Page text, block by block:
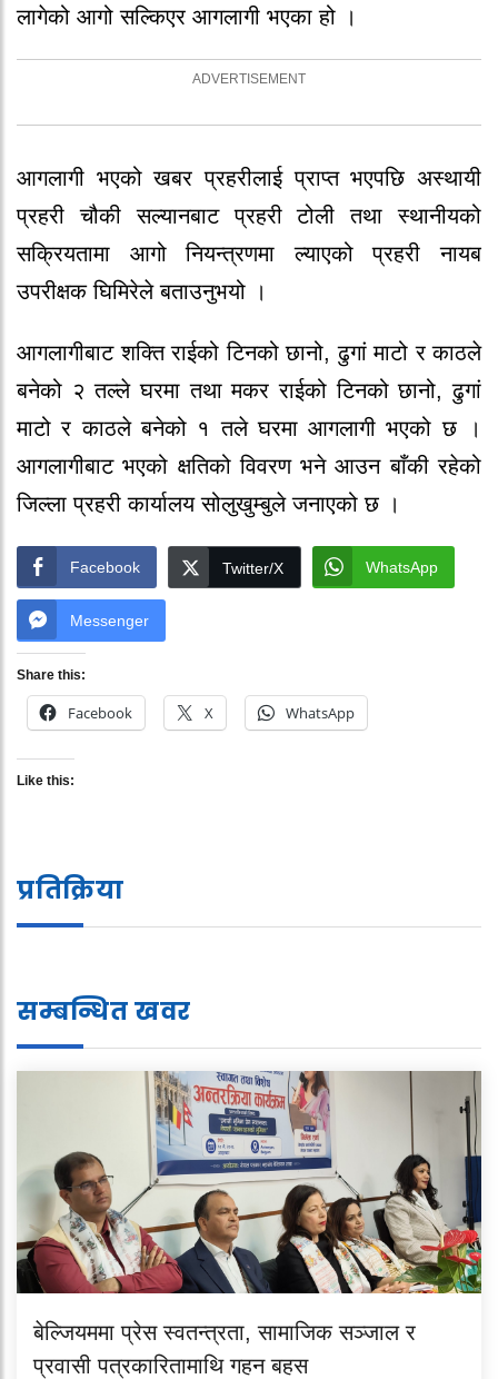
लागेको आगो सल्किएर आगलागी भएका हो ।
आगलागी भएको खबर प्रहरीलाई प्राप्त भएपछि अस्थायी
प्रहरी चौकी सल्यानबाट प्रहरी टोली तथा स्थानीयको
सक्रियतामा आगो नियन्त्रणमा ल्याएको प्रहरी नायब
उपरीक्षक घिमिरेले बताउनुभयो ।
आगलागीबाट शक्ति राईको टिनको छानो, ढुगां माटो र काठले
बनेको २ तल्ले घरमा तथा मकर राईको टिनको छानो, ढुगां
माटो र काठले बनेको १ तले घरमा आगलागी भएको छ ।
आगलागीबाट भएको क्षतिको विवरण भने आउन बाँकी रहेको
जिल्ला प्रहरी कार्यालय सोलुखुम्बुले जनाएको छ ।
Facebook Twitter/X WhatsApp
Messenger
Share this:
Facebook X WhatsApp
Like this:
प्रतिक्रिया
सम्बन्धित खवर
बेल्जियममा प्रेस स्वतन्त्रता, सामाजिक सञ्जाल र
प्रवासी पत्रकारितामाथि गहन बहस